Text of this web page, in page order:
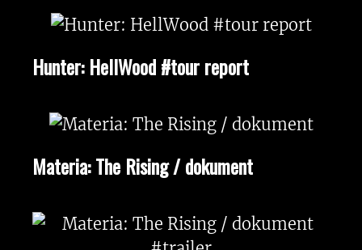
Hunter: HellWood #tour report
Materia: The Rising / dokument